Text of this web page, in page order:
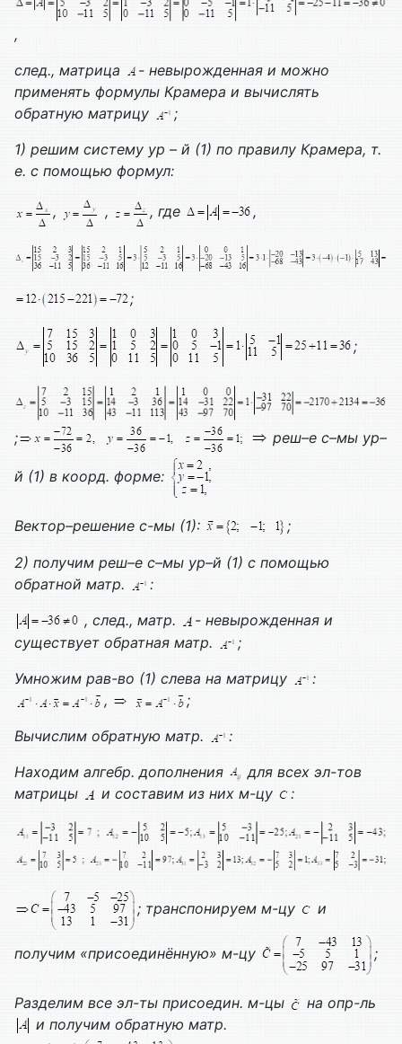
,
след., матрица
- невырожденная и можно
применять формулы Крамера и вычислять
обратную матрицу
;
1) решим систему ур – й (1) по правилу Крамера, т.
е. с помощью формул:
, , , где ,
;
;
; реш–е с–мы ур–
й (1) в коорд. форме:
Вектор–решение с-мы (1): ;
2) получим реш–е с–мы ур–й (1) с помощью
обратной матр.
:
, след., матр.
- невырожденная и
существует обратная матр.
;
Умножим рав-во (1) слева на матрицу
:
,
;
Вычислим обратную матр.
:
Находим алгебр. дополнения
для всех эл-тов
матрицы
и составим из них м-цу :
; транспонируем м-цу и
получим «присоединённую» м-цу ;
Разделим все эл-ты присоедин. м-цы
на опр-ль
и получим обратную матр.